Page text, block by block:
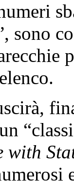
sono
with